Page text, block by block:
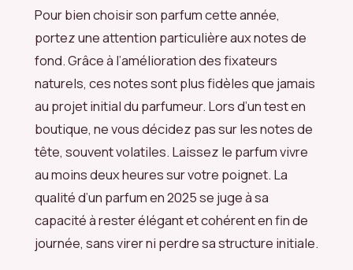
Pour bien choisir son parfum cette année,
portez une attention particulière aux notes de
fond. Grâce à l’amélioration des fixateurs
naturels, ces notes sont plus fidèles que jamais
au projet initial du parfumeur. Lors d’un test en
boutique, ne vous décidez pas sur les notes de
tête, souvent volatiles. Laissez le parfum vivre
au moins deux heures sur votre poignet. La
qualité d’un parfum en 2025 se juge à sa
capacité à rester élégant et cohérent en fin de
journée, sans virer ni perdre sa structure initiale.